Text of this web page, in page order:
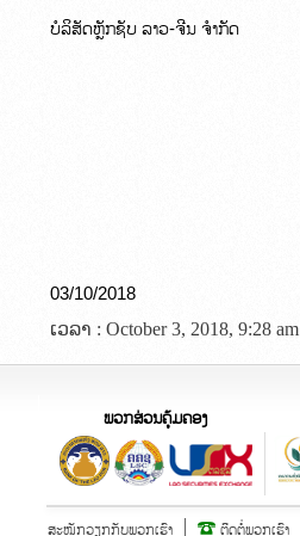
ບໍລິສັດຫຼັກຊັບ ລາວ-ຈີນ ຈຳກັດ
03/10/2018
ເວລາ : October 3, 2018, 9:28 am
ພວກສ່ວນຄຸ້ມຄອງ
ສະໝັກວຽກກັບພວກເຮົາ ຕິດຕໍ່ພວກເຮົາ